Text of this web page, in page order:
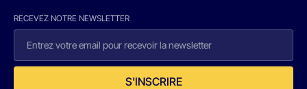
RECEVEZ NOTRE NEWSLETTER
S'INSCRIRE